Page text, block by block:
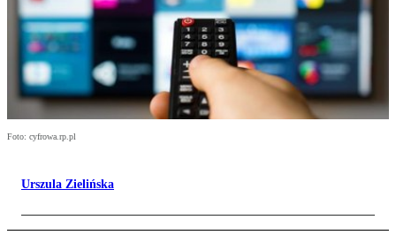
Foto: cyfrowa.rp.pl
Urszula Zielińska